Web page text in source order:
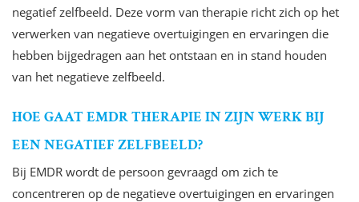
negatief zelfbeeld. Deze vorm van therapie richt zich op het
verwerken van negatieve overtuigingen en ervaringen die
hebben bijgedragen aan het ontstaan en in stand houden
van het negatieve zelfbeeld.
HOE GAAT EMDR THERAPIE IN ZIJN WERK BIJ
EEN NEGATIEF ZELFBEELD?
Bij EMDR wordt de persoon gevraagd om zich te
concentreren op de negatieve overtuigingen en ervaringen